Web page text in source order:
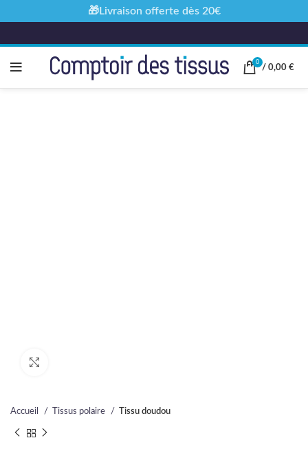
0
/ 0,00 €
Accueil Tissus polaire Tissu doudou
🎁Livraison offerte dès 20€